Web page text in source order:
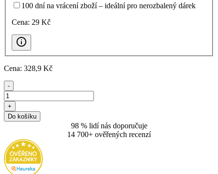
100 dní na vrácení zboží – ideální pro nerozbalený dárek
Cena: 29 Kč
Cena: 328,9 Kč
-
+
Do košíku
98 % lidí nás doporučuje
14 700+ ověřených recenzí